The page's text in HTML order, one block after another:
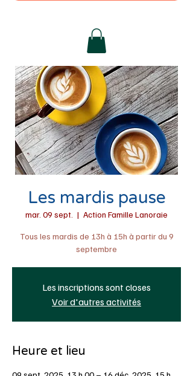
Les mardis pause
mar. 09 sept.
  |
Action Famille Lanoraie
Tous les mardis de 13h à 15h à partir du 9
septembre
Les inscriptions sont closes
Voir d'autres activités
Heure et lieu